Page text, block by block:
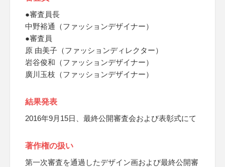
●審査員長
中野裕通（ファッションデザイナー）
●審査員
原 由美子（ファッションディレクター）
岩谷俊和（ファッションデザイナー）
廣川玉枝（ファッションデザイナー）
結果発表
2016年9月15日、最終公開審査会および表彰式にて
著作権の扱い
第一次審査を通過したデザイン画および最終公開審